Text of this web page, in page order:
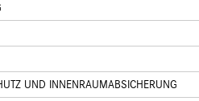
UND INNENRAUMABSICHERUNG